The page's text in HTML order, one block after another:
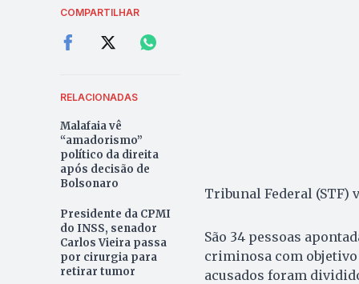
COMPARTILHAR
RELACIONADAS
Malafaia vê
“amadorismo”
político da direita
após decisão de
Bolsonaro
Presidente da CPMI
do INSS, senador
Carlos Vieira passa
por cirurgia para
retirar tumor
Tribunal Federal (STF)
São 34 pessoas
criminosa com objetivo
acusados foram